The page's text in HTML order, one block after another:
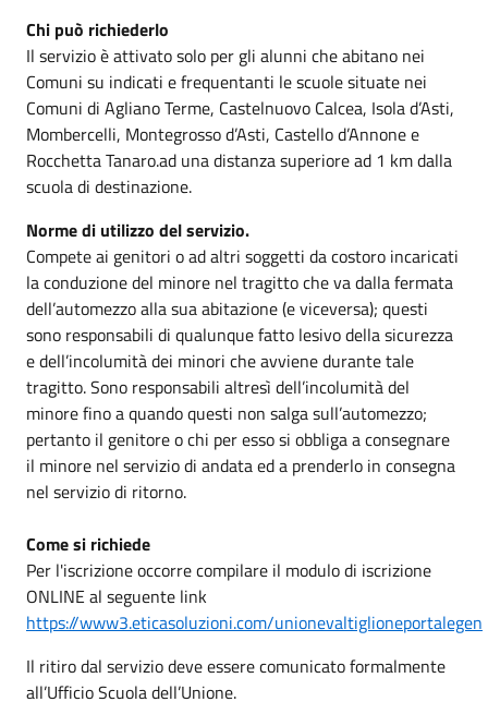
Chi può richiederlo
Il servizio è attivato solo per gli alunni che abitano nei
Comuni su indicati e frequentanti le scuole situate nei
Comuni di Agliano Terme, Castelnuovo Calcea, Isola d’Asti,
Mombercelli, Montegrosso d’Asti, Castello d’Annone e
Rocchetta Tanaro.ad una distanza superiore ad 1 km dalla
scuola di destinazione.
Norme di utilizzo del servizio.
Compete ai genitori o ad altri soggetti da costoro incaricati
la conduzione del minore nel tragitto che va dalla fermata
dell’automezzo alla sua abitazione (e viceversa); questi
sono responsabili di qualunque fatto lesivo della sicurezza
e dell’incolumità dei minori che avviene durante tale
tragitto. Sono responsabili altresì dell’incolumità del
minore fino a quando questi non salga sull’automezzo;
pertanto il genitore o chi per esso si obbliga a consegnare
il minore nel servizio di andata ed a prenderlo in consegna
nel servizio di ritorno.
Come si richiede
Per l'iscrizione occorre compilare il modulo di iscrizione
ONLINE al seguente link
https://www3.eticasoluzioni.com/unionevaltiglioneportalegen
Il ritiro dal servizio deve essere comunicato formalmente
all’Ufficio Scuola dell’Unione.